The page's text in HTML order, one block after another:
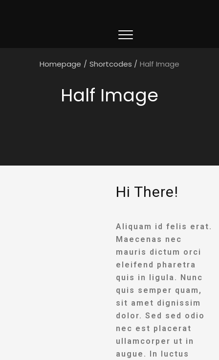
Homepage / Shortcodes / Half Image
Half Image
Hi There!
Aliquam id felis erat.
Maecenas nec
mauris dictum orci
eleifend pharetra
quis in ligula. Nunc
quis semper quam,
sit amet dignissim
dolor. Sed sed odio
nec est placerat
ullamcorper ut in
augue. In luctus